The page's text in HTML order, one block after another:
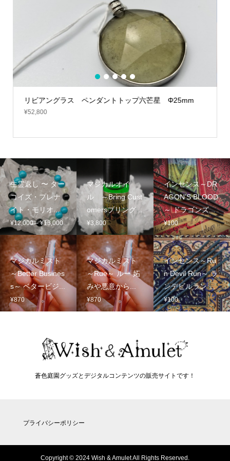
リビアングラス ペンダントトップ六芒星 Φ25mm
52,800
1 2 3 4 5
生霊返し 〜 ター
コイズ・プレナ
イト・モリオ...
¥12,000 –¥13,000価
格
帯:
¥12,000
–
¥13,000
マジカルオイ
ル ～Bring Cust
omersブリング...
¥3,800
インセンス～DR
AGON’S BLOOD
～ ドラゴンズ...
¥100
マジカルミスト
～Better Busines
s～ ベタービジ...
¥870
マジカルミスト
～Rue～ ルー 妬
みや悪意から...
¥870
インセンス～Ru
n Devil Run～ ラ
ンデビルラン ...
¥100
蒼色庭園グッズとデジタルコンテンツの販売サイトです！
プライバシーポリシー
Copyright © 2024 Wish & Amulet All Rights Reserved.